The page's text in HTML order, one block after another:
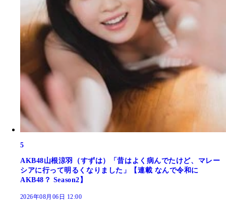
5
AKB48山根涼羽（すずは）「昔はよく病んでたけど、マレー
シアに行って明るくなりました」【連載 なんで令和に
AKB48？ Season2】
2026年08月06日 12:00